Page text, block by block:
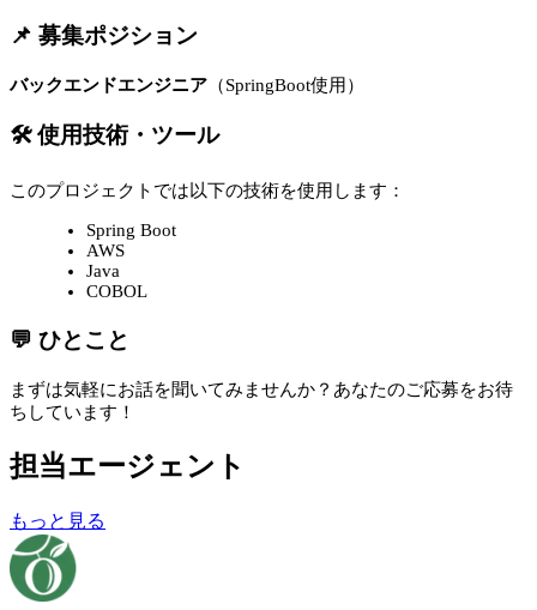
📌 募集ポジション
バックエンドエンジニア （SpringBoot使用）
🛠 使用技術・ツール
このプロジェクトでは以下の技術を使用します：
Spring Boot
AWS
Java
COBOL
💬 ひとこと
まずは気軽にお話を聞いてみませんか？あなたのご応募をお待
ちしています！
担当エージェント
もっと見る